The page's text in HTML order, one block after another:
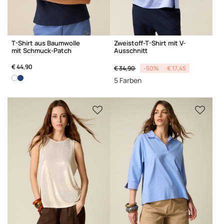
T-Shirt aus Baumwolle
mit Schmuck-Patch
€ 44,90
Zweistoff-T-Shirt mit V-
Ausschnitt
Price reduced from
€ 34,90 to -50% € 17,45
5 Farben